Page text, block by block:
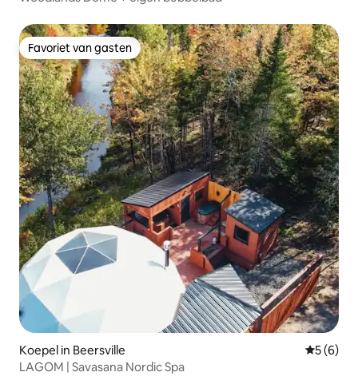
Favoriet van gasten
Favoriet van gasten
Koepel in Beersville
5 (6)
LAGOM | Savasana Nordic Spa